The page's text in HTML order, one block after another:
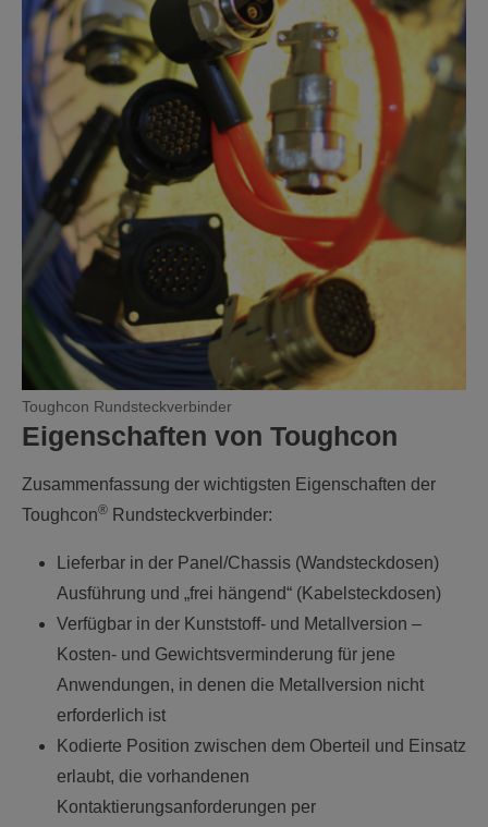
Toughcon Rundsteckverbinder
Eigenschaften von Toughcon
Zusammenfassung der wichtigsten Eigenschaften der
Toughcon® Rundsteckverbinder:
Lieferbar in der Panel/Chassis (Wandsteckdosen)
Ausführung und „frei hängend“ (Kabelsteckdosen)
Verfügbar in der Kunststoff- und Metallversion –
Kosten- und Gewichtsverminderung für jene
Anwendungen, in denen die Metallversion nicht
erforderlich ist
Kodierte Position zwischen dem Oberteil und Einsatz
erlaubt, die vorhandenen
Kontaktierungsanforderungen per